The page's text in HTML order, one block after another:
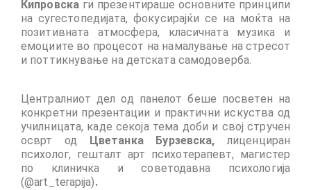
Visual Arts Programme | Day 1 & 2
Visual Arts Programme | Day 3 & 4
Visual Arts Programme | Day 5
Greece Ioannina
Performing Arts Programme | Day 1 & 2
Performing Arts Programme | Day 3 &
4, and 5
Кипровскаги презентираше основните принципи
на сугестопедијата, фокусирајќи се на моќта на
позитивната атмосфера, класичната музика и
емоциите во процесот на намалување на стресот
и поттикнување на детската самодоверба.
Централниот дел од панелот беше посветен на
конкретни презентации и практични искуства од
училницата, каде секоја тема доби и свој стручен
осврт од
Цветанка Бурзевска, лиценциран
психолог, гешталт арт психотерапевт, магистер
по клиничка и советодавна психологија
(@art_terapija).